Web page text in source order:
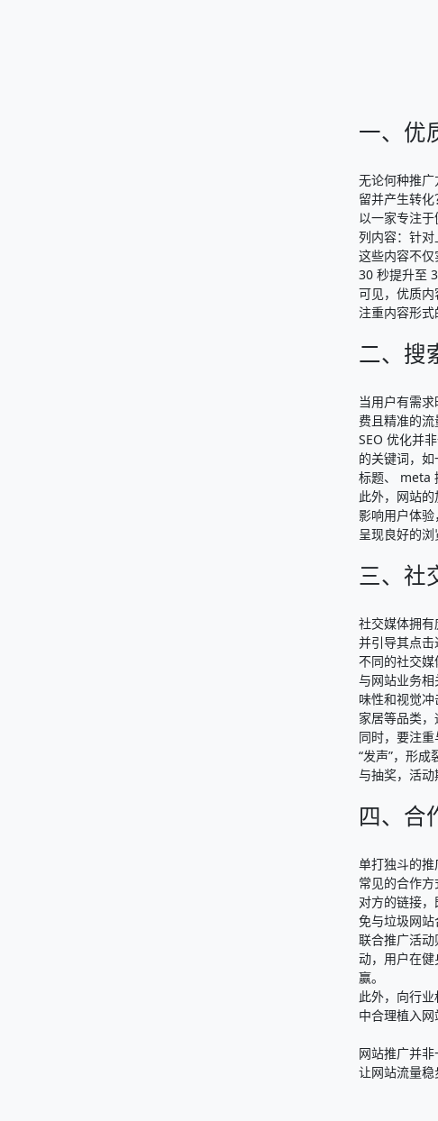
一、优
无论何种推
留并产生转
以一家专注
列内容：针对
这些内容不
30 秒提升至
可见，优质内
注重内容形
二、搜
当用户有需
费且精准的流
SEO 优化并
的关键词，
标题、 meta
此外，网站
影响用户体
呈现良好的浏
三、社
社交媒体拥有
并引导其点击
不同的社交
与网站业务
味性和视觉
家居等品类
同时，要注
“发声”，形
与抽奖，活动
四、合
单打独斗的推
常见的合作
对方的链接
免与垃圾网站
联合推广活
动，用户在
赢。​
此外，向行
中合理植入
网站推广并
让网站流量稳